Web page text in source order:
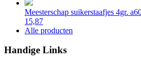
Meesterschap suikerstaafjes 4gr.
15,87
Alle producten
Handige Links